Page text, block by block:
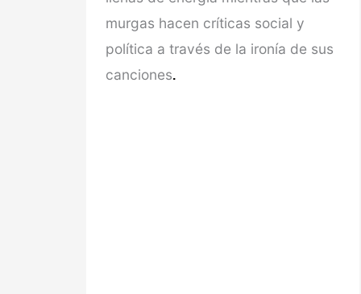
murgas hacen críticas social y
política a través de la ironía de sus
canciones.